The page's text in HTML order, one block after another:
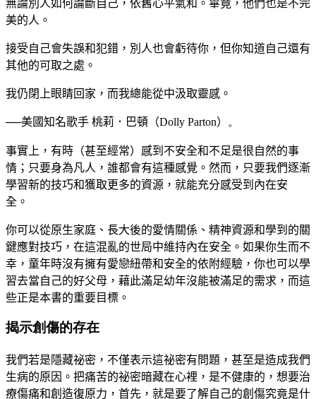
無論別人如何論斷自己，依舊心平氣和。畢竟，他們也是不完
美的人。
接受自己會失誤和犯錯，別人也會虧待你，但你知道自己還有
其他的可取之處。
我仍閉上眼睛回家，而我總能從中汲取靈感。
──美國知名歌手 桃莉．巴頓（Dolly Parton） 。
事實上，有時（甚至經常）感到不安全和不足是很自然的事
情；只要身為凡人，誰都會有這種感覺。然而，只要我們逐漸
學習新的技巧和獲取更多的資源，就能充分感受到內在安
全。
你可以從原生家庭、長大後的愛情關係、精神資源和學到的關
鍵應對技巧，在這混亂的世局中維持內在安全。如果你生而不
幸，童年時沒有擁有愛戀紐帶和安全的依附經驗，你也可以學
習去當自己的好父母，藉此滿足幼年沒能被滿足的需求，而這
些正是本書的重要目標。
揭示創傷的存在
我們若是隱藏祕密，不僅表示這祕密有問題，甚至是造成我們
生病的原因。把痛苦的祕密暗藏在心裡，是不健康的，想要治
療傷痛和創造復原力，首先，就是要了解自己的創傷究竟是什